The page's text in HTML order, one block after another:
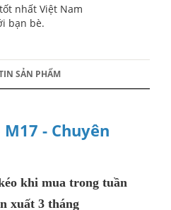
nhất Việt Nam
bạn bè.
SẢN PHẨM
- Chuyên
khi mua trong tuần
xuất 3 tháng